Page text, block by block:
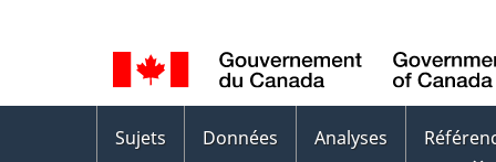
de
la
langue
des
Sujets Données Analyses